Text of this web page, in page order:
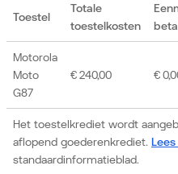
Toestel
Totale
toestelkosten
Het toestelkrediet wordt
aflopend goederenkrediet.
standaardinformatieblad.
Motorola
Moto
G87
€ 240,00 €